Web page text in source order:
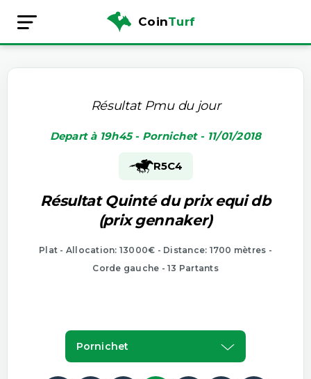
CoinTurf
Résultat Pmu du jour
Depart à 19h45 - Pornichet - 11/01/2018
R5C4
Résultat Quinté du prix equi db
(prix gennaker)
Plat - Allocation: 13000€ - Distance: 1700 mètres -
Corde gauche - 13 Partants
Pornichet